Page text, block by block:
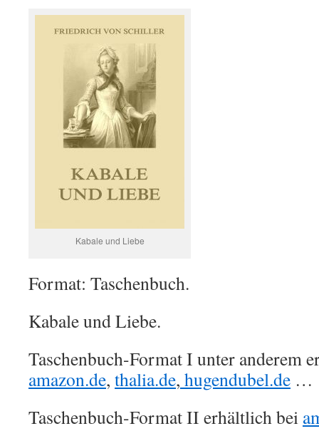
Kabale und Liebe
Format: Taschenbuch.
Kabale und Liebe.
Taschenbuch-Format I unter anderem
amazon.de, thalia.de, hugendubel.de …
Taschenbuch-Format II erhältlich bei